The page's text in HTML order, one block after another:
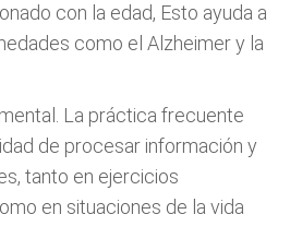
con la edad, Esto ayuda a
como el Alzheimer y la
La práctica frecuente
de procesar información y
tanto en ejercicios
en situaciones de la vida